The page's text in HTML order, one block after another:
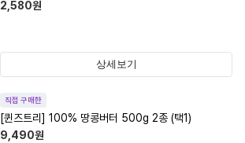
2,580원
상세보기
직접 구매한
[퀸즈트리] 100% 땅콩버터 500g 2종 (택1)
9,490원